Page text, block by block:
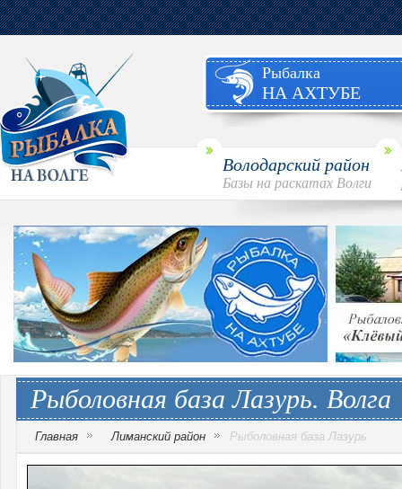
Рыбалка
НА АХТУБЕ
Володарский район
Базы на раскатах Волги
Рыболовная база Лазурь. Волга
Главная Лиманский район Рыболовная база Лазурь